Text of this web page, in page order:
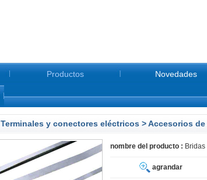
Productos Novedades
Terminales y conectores eléctricos >Accesorios de
nombre del producto :
agrandar